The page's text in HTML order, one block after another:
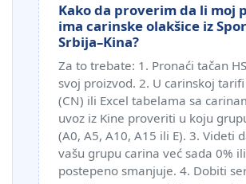
Kako da proverim da li moj
ima carinske olakšice iz
Srbija–Kina?
Za to trebate: 1. Pronaći tačan
svoj proizvod. 2. U carinskoj
(CN) ili Excel tabelama sa
uvoz iz Kine proveriti u koju
(A0, A5, A10, A15 ili E). 3. Videti
vašu grupu carina već sada 0%
postepeno smanjuje. 4. Dobiti